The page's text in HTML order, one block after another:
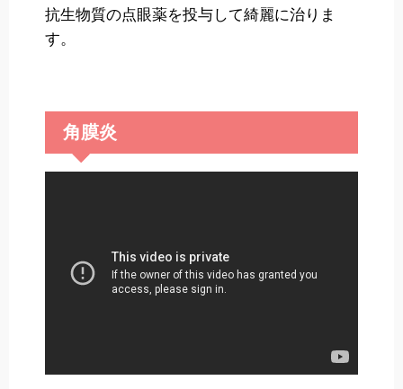
抗生物質の点眼薬を投与して綺麗に治りま
す。
角膜炎